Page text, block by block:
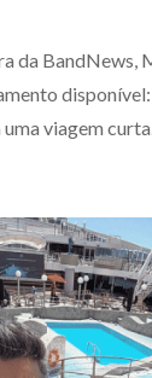
da BandNews,
disponível:
uma viagem